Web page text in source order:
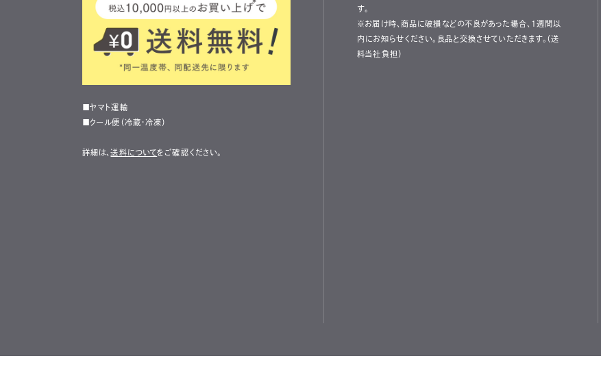
■ヤマト運輸
■クール便（冷蔵・冷凍）
詳細は、送料についてをご確認ください。
す。
※お届け時、商品に破損などの不良があった場合、1週間以
内にお知らせください。良品と交換させていただきます。（送
料当社負担）